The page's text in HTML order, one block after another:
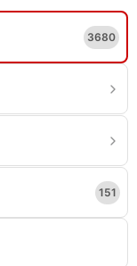
3680
151